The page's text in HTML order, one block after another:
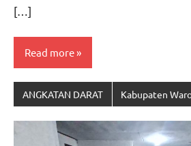
[…]
Read more
ANGKATAN DARAT Kabupaten